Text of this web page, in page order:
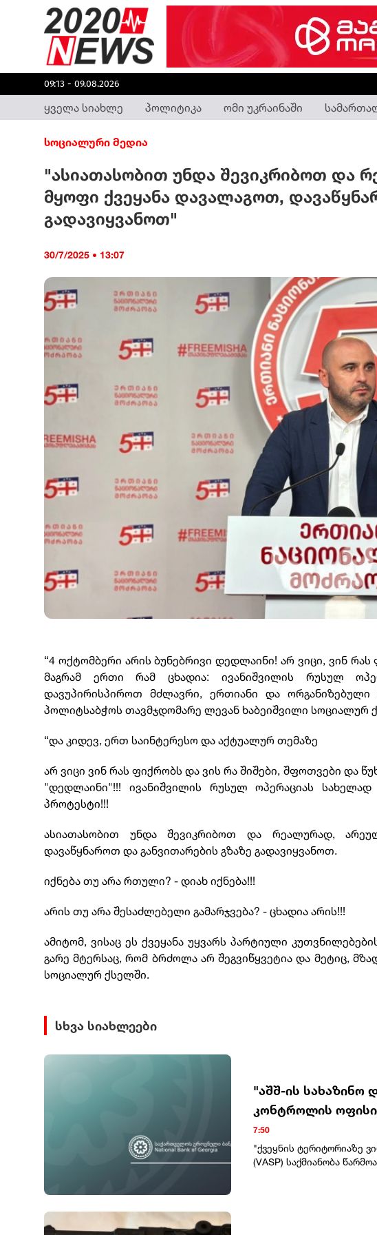
09:13 - 09.08.2026
ყველა სიახლე პოლიტიკა ომი უკრაინაში
სოციალური მედია
"ასიათასობით უნდა შევიკრიბოთ და
მყოფი ქვეყანა დავალაგოთ,
გადავიყვანოთ"
30/7/2025 • 13:07
“4 ოქტომბერი არის ბუნებრივი დედლაინი! არ ვიცი, ვინ
მაგრამ ერთი რამ ცხადია: ივანიშვილის რუსულ
დავუპირისპიროთ მძლავრი, ერთიანი და ორგანიზებული
პოლიტსაბჭოს თავმჯდომარე ლევან ხაბეიშვილი სოციალურ
“და კიდევ, ერთ საინტერესო და აქტუალურ თემაზე
არ ვიცი ვინ რას ფიქრობს და ვის რა შიშები, შფოთვები და
"დედლაინი"!!! ივანიშვილის რუსულ ოპერაციას
პროტესტი!!!
ასიათასობით უნდა შევიკრიბოთ და რეალურად,
დავაწყნაროთ და განვითარების გზაზე გადავიყვანოთ.
იქნება თუ არა რთული? - დიახ იქნება!!!
არის თუ არა შესაძლებელი გამარჯვება? - ცხადია არის!!!
ამიტომ, ვისაც ეს ქვეყანა უყვარს პარტიული
გარე მტერსაც, რომ ბრძოლა არ შეგვიწყვეტია და მეტიც,
სოციალურ ქსელში.
სხვა სიახლეები
"აშშ-ის სახაზინო
კონტროლის
წარმოადგენს
7:50
"ქვეყნის ტერიტორიაზე
(VASP) საქმიანობა